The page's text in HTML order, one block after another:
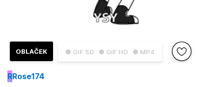
● GIF SD ● GIF HD ● MP4
OBLAČEK
RRose174